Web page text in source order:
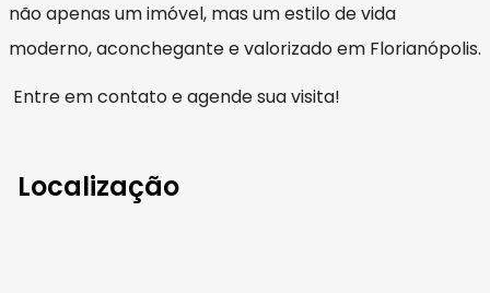
não apenas um imóvel, mas um estilo de vida
moderno, aconchegante e valorizado em Florianópolis.
Entre em contato e agende sua visita!
Localização